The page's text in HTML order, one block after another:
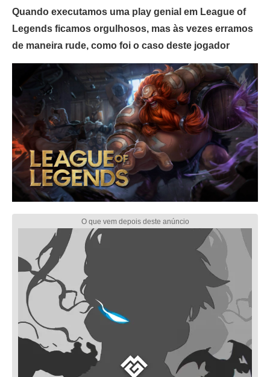
Quando executamos uma play genial em League of
Legends ficamos orgulhosos, mas às vezes erramos
de maneira rude, como foi o caso deste jogador